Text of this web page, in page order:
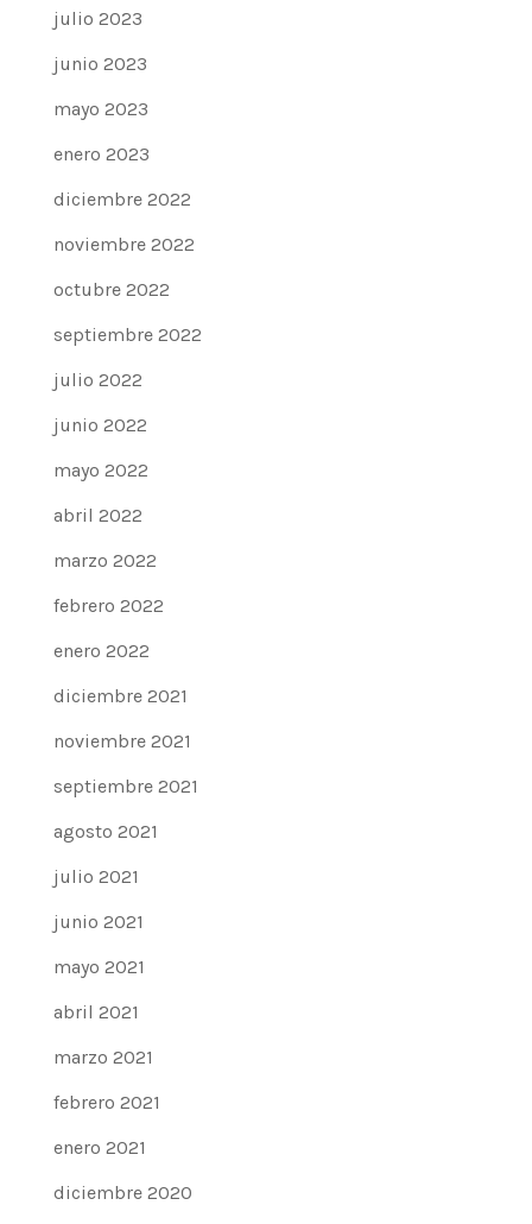
julio 2023
junio 2023
mayo 2023
enero 2023
diciembre 2022
noviembre 2022
octubre 2022
septiembre 2022
julio 2022
junio 2022
mayo 2022
abril 2022
marzo 2022
febrero 2022
enero 2022
diciembre 2021
noviembre 2021
septiembre 2021
agosto 2021
julio 2021
junio 2021
mayo 2021
abril 2021
marzo 2021
febrero 2021
enero 2021
diciembre 2020